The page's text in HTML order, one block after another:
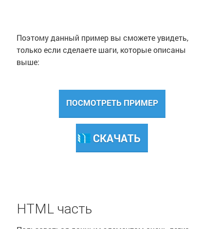
Поэтому данный пример вы сможете увидеть,
только если сделаете шаги, которые описаны
выше:
ПОСМОТРЕТЬ ПРИМЕР
СКАЧАТЬ
HTML часть